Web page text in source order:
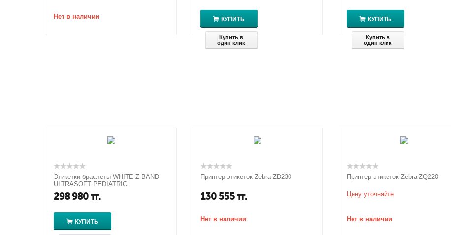
Нет в наличии КУПИТЬ
Купить в
один клик
КУПИТЬ
Купить в
один клик
Этикетки-браслеты WHITE Z-BAND
ULTRASOFT PEDIATRIC
298 980тг.
КУПИТЬ
Принтер этикеток Zebra ZD230
130 555тг.
Нет в наличии
Принтер этикеток Zebra ZQ220
Цену уточняйте
Нет в наличии